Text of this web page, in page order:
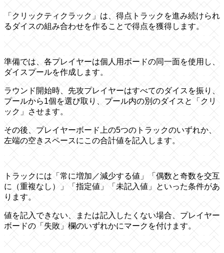
「クリックティクラック」は、得点トラックを進み続けられ
るダイスの組み合わせを作ることで得点を獲得します。
準備では、各プレイヤーは個人用ボードの同一面を使用し、
ダイスプールを作成します。
ラウンド開始時、先攻プレイヤーはすべてのダイスを振り、
プールから1個を選び取り、プール内の別のダイスと「クリ
ック」させます。
その後、プレイヤーボード上の5つのトラックのいずれか、
左端の空きスペースにこの合計値を記入します。
トラックには「常に増加／減少する値」「偶数と奇数を交互
に（重複なし）」「指定値」「未記入値」といった条件があ
ります。
値を記入できない、または記入したくない場合、プレイヤー
ボードの「失敗」欄のいずれかにマークを付けます。